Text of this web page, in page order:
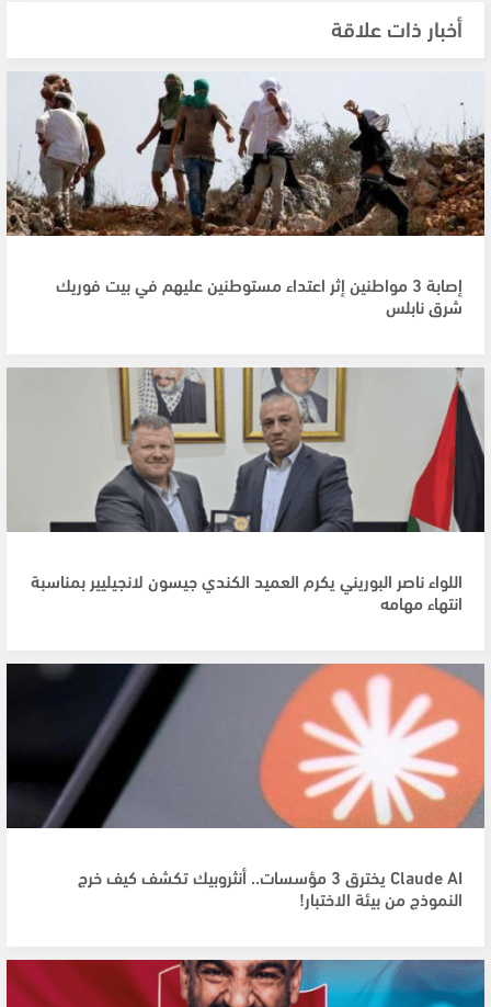
أخبار ذات علاقة
إصابة 3 مواطنين إثر اعتداء مستوطنين عليهم في بيت فوريك
شرق نابلس
اللواء ناصر البوريني يكرم العميد الكندي جيسون لانجيليير بمناسبة
انتهاء مهامه
Claude AI يخترق 3 مؤسسات.. أنثروبيك تكشف كيف خرج
النموذج من بيئة الاختبار!